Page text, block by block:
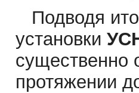
Подводя
установки
существенно
протяжении